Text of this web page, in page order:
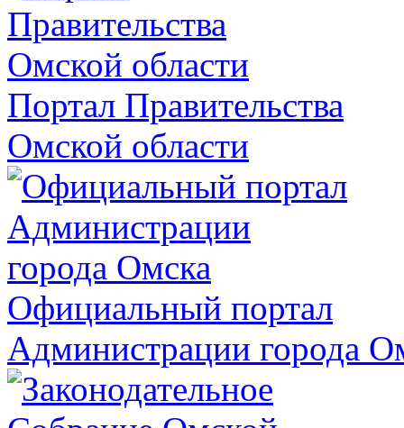
Портал Правительства
Омской области
Официальный портал
Администрации города